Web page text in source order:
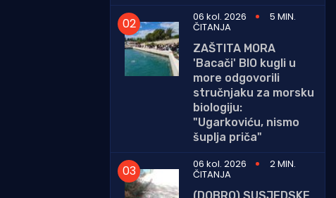
06 kol. 2026
5 MIN.
ČITANJA
ZAŠTITA MORA
'Bacači' BIO kugli u
more odgovorili
stručnjaku za morsku
biologiju:
"Ugarkoviću, nismo
šuplja priča"
06 kol. 2026
2 MIN.
ČITANJA
(DOBRO) SUSJEDSKE